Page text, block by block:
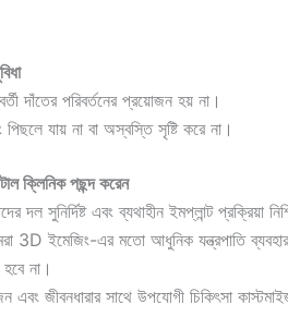
দাঁতের পরিবর্তনের প্রয়োজন হয় না।
পিছলে যায় না বা অস্বস্তি সৃষ্টি করে না।
ক্লিনিক পছন্দ করেন
দল সুনির্দিষ্ট এবং ব্যথাহীন ইমপ্লান্ট প্রক্রিয়া
3D ইমেজিং-এর মতো আধুনিক যন্ত্রপাতি
না।
জীবনধারার সাথে উপযোগী চিকিৎসা